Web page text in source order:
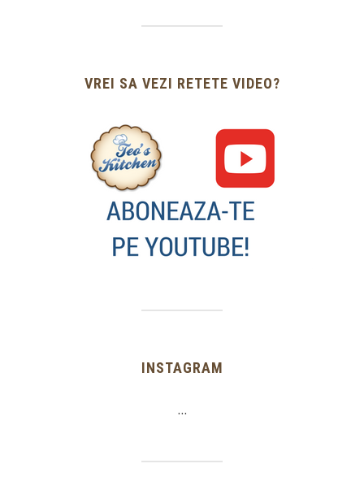
VREI SA VEZI RETETE VIDEO?
INSTAGRAM
…